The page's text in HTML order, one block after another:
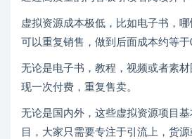
虚拟资源成本极低，比如电子书，
可以重复销售，做到后面成本约等于
无论是电子书，教程，视频或者素
现一次付费，重复售卖。
无论是国内外，这些虚拟资源项目
目，大家只需要专注于引流上，货